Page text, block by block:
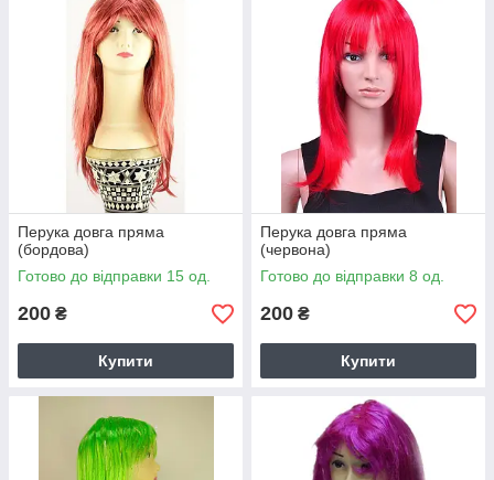
Перука довга пряма
(бордова)
Готово до відправки 15 од.
200 ₴
Купити
Перука довга пряма
(червона)
Готово до відправки 8 од.
200 ₴
Купити